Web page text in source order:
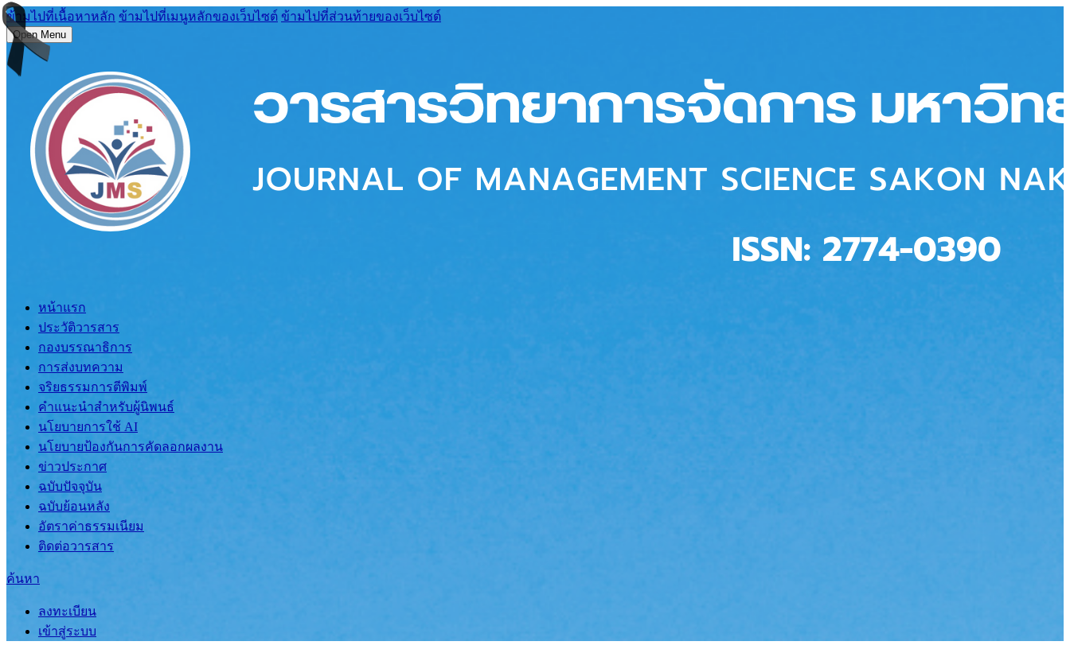
ข้ามไปที่เนื้อหาหลัก ข้ามไปที่เมนูหลักของเว็บไซต์ ข้ามไปที่ส่วนท้ายของเว็บไซต์
Open Menu
หน้าแรก
ประวัติวารสาร
กองบรรณาธิการ
การส่งบทความ
จริยธรรมการตีพิมพ์
คำแนะนำสำหรับผู้นิพนธ์
นโยบายการใช้ AI
นโยบายป้องกันการคัดลอกผลงาน
ข่าวประกาศ
ฉบับปัจจุบัน
ฉบับย้อนหลัง
อัตราค่าธรรมเนียม
ติดต่อวารสาร
ค้นหา
ลงทะเบียน
เข้าสู่ระบบ